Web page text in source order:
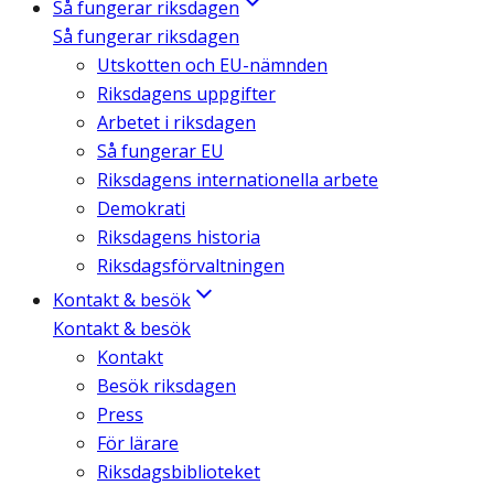
Så fungerar riksdagen
Så fungerar riksdagen
Utskotten och EU-nämnden
Riksdagens uppgifter
Arbetet i riksdagen
Så fungerar EU
Riksdagens internationella arbete
Demokrati
Riksdagens historia
Riksdagsförvaltningen
Kontakt & besök
Kontakt & besök
Kontakt
Besök riksdagen
Press
För lärare
Riksdagsbiblioteket